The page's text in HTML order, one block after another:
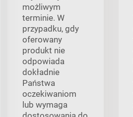
możliwym
terminie. W
przypadku, gdy
oferowany
produkt nie
odpowiada
dokładnie
Państwa
oczekiwaniom
lub wymaga